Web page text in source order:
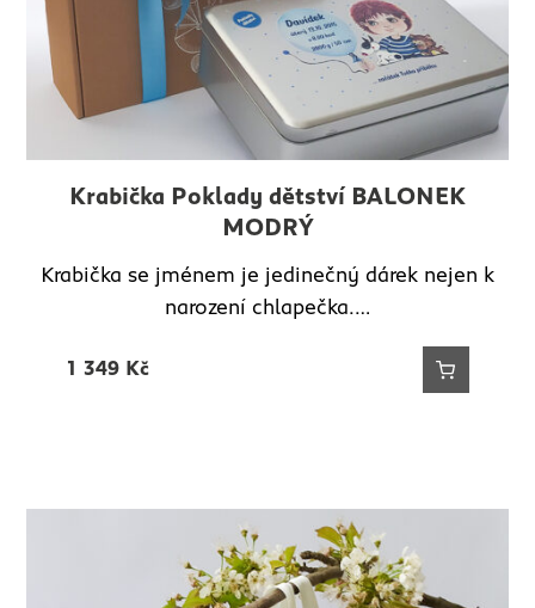
Krabička Poklady dětství BALONEK
MODRÝ
Krabička se jménem je jedinečný dárek nejen k
narození chlapečka.…
1 349Kč